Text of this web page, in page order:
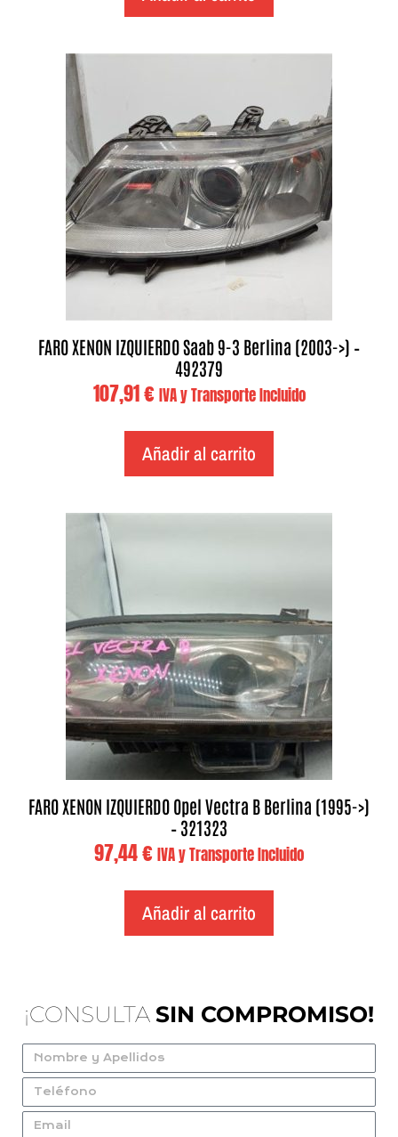
FARO XENON IZQUIERDO Saab 9-3 Berlina (2003->) –
492379
107,91€ IVA y Transporte Incluido
Añadir al carrito
FARO XENON IZQUIERDO Opel Vectra B Berlina (1995->)
– 321323
97,44€ IVA y Transporte Incluido
Añadir al carrito
¡CONSULTA SIN COMPROMISO!